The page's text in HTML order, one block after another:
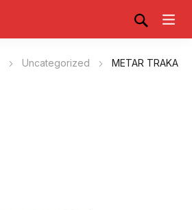
Uncategorized
METAR TRAKA